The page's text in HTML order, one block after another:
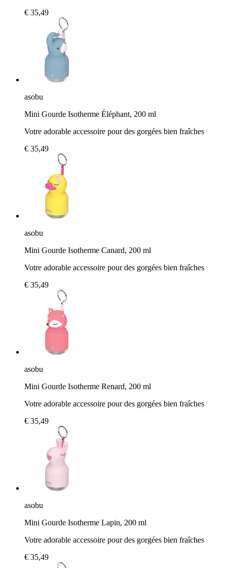
€ 35,49
asobu
Mini Gourde Isotherme Éléphant, 200 ml
Votre adorable accessoire pour des gorgées bien fraîches
€ 35,49
asobu
Mini Gourde Isotherme Canard, 200 ml
Votre adorable accessoire pour des gorgées bien fraîches
€ 35,49
asobu
Mini Gourde Isotherme Renard, 200 ml
Votre adorable accessoire pour des gorgées bien fraîches
€ 35,49
asobu
Mini Gourde Isotherme Lapin, 200 ml
Votre adorable accessoire pour des gorgées bien fraîches
€ 35,49